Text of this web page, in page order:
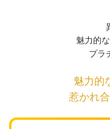
魅力的
プラ
魅力的
惹かれ